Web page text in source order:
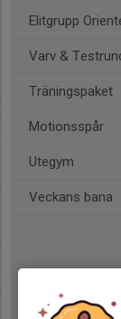
Elitgrupp
Varv &
Träningspaket
Motionsspår
Utegym
Veckans bana